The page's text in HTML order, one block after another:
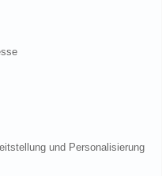
und Personalisierung